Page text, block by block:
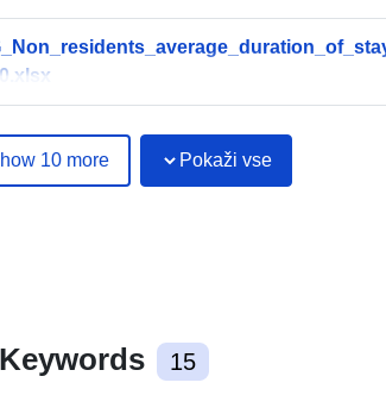
10 more Pokaži vse
Keywords 15